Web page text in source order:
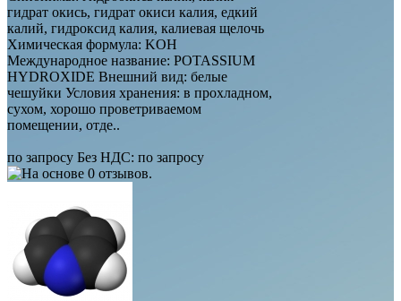
гидрат окись, гидрат окиси калия, едкий
калий, гидроксид калия, калиевая щелочь
Химическая формула: KOH
Международное название: POTASSIUM
HYDROXIDE Внешний вид: белые
чешуйки Условия хранения: в прохладном,
сухом, хорошо проветриваемом
помещении, отде..
по запросу Без НДС: по запросу